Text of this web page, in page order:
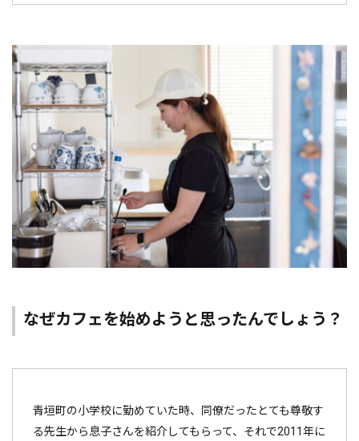
なぜカフェを始めようと思ったんでしょう？
青垣町の小学校に勤めていた時、同僚だったとても尊敬す
る先生から息子さんを紹介してもらって、それで2011年に